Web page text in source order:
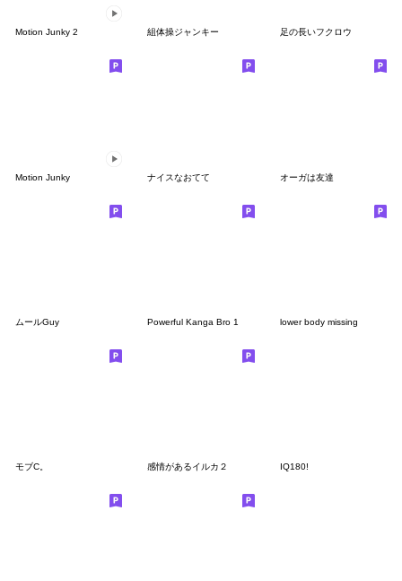
Motion Junky 2 組体操ジャンキー 足の長いフクロウ
Motion Junky ナイスなおてて オーガは友達
ムールGuy Powerful Kanga Bro 1 lower body missing
モブC。 感情があるイルカ２ IQ180!